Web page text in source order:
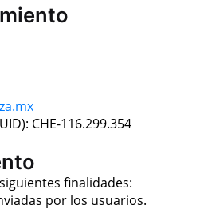
CHE-116.299.354
finalidades:
por los usuarios.